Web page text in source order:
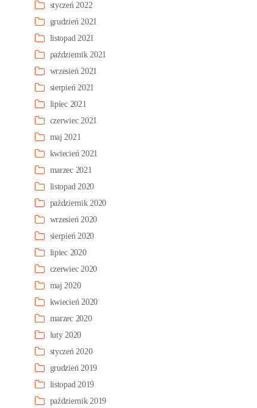
styczeń 2022
grudzień 2021
listopad 2021
październik 2021
wrzesień 2021
sierpień 2021
lipiec 2021
czerwiec 2021
maj 2021
kwiecień 2021
marzec 2021
listopad 2020
październik 2020
wrzesień 2020
sierpień 2020
lipiec 2020
czerwiec 2020
maj 2020
kwiecień 2020
marzec 2020
luty 2020
styczeń 2020
grudzień 2019
listopad 2019
październik 2019